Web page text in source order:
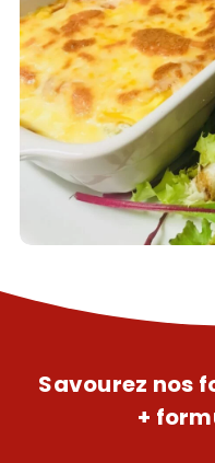
Savourez nos
+